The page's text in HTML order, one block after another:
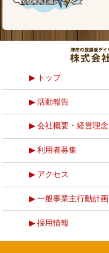
トップ
活動報告
会社概要・経営理念
利用者募集
アクセス
一般事業主行動計画
採用情報